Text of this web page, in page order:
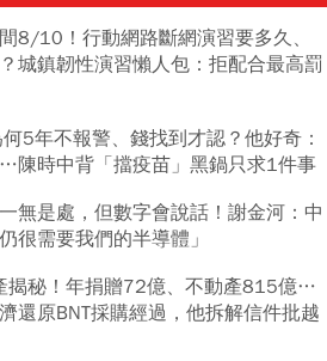
8/10！行動網路斷網演習要多久、
城鎮韌性演習懶人包：拒配合最高罰
5年不報警、錢找到才認？他好奇：
陳時中背「擋疫苗」黑鍋只求1件事
無是處，但數字會說話！謝金河：中
很需要我們的半導體」
揭秘！年捐贈72億、不動產815億…
還原BNT採購經過，他拆解信件批越